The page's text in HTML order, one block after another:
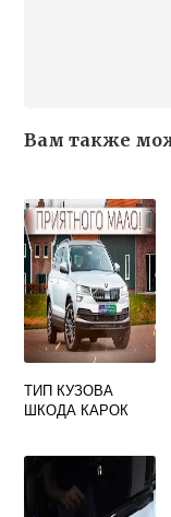
Вам также
ТИП КУЗОВА
ШКОДА КАРОК